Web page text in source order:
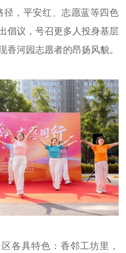
径，平安红、志愿蓝等四色
倡议，号召更多人投身基层
香河园志愿者的昂扬风貌。
各具特色：香邻工坊里，